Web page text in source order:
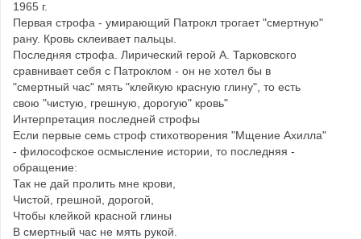
1965 г.
Первая строфа - умирающий Патрокл трогает "смертную"
рану. Кровь склеивает пальцы.
Последняя строфа. Лирический герой А. Тарковского
сравнивает себя с Патроклом - он не хотел бы в
"смертный час" мять "клейкую красную глину", то есть
свою "чистую, грешную, дорогую" кровь"
Интерпретация последней строфы
Если первые семь строф стихотворения "Мщение Ахилла"
- философское осмысление истории, то последняя -
обращение:
Так не дай пролить мне крови,
Чистой, грешной, дорогой,
Чтобы клейкой красной глины
В смертный час не мять рукой.